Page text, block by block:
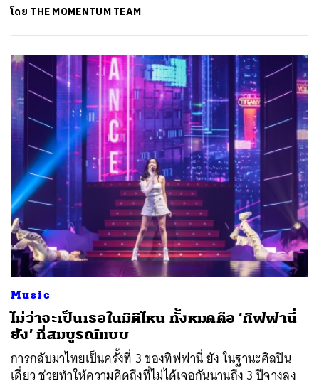
โดย THE MOMENTUM TEAM
Music
ไม่ว่าจะเป็นเธอในมิติไหน ทั้งหมดคือ ‘ทิฟฟานี่
ยัง’ ที่สมบูรณ์แบบ
การกลับมาไทยเป็นครั้งที่ 3 ของทิฟฟานี่ ยัง ในฐานะศิลปิน
เดี่ยว ช่วยทำให้ความคิดถึงที่ไม่ได้เจอกันนานถึง 3 ปีจางลง